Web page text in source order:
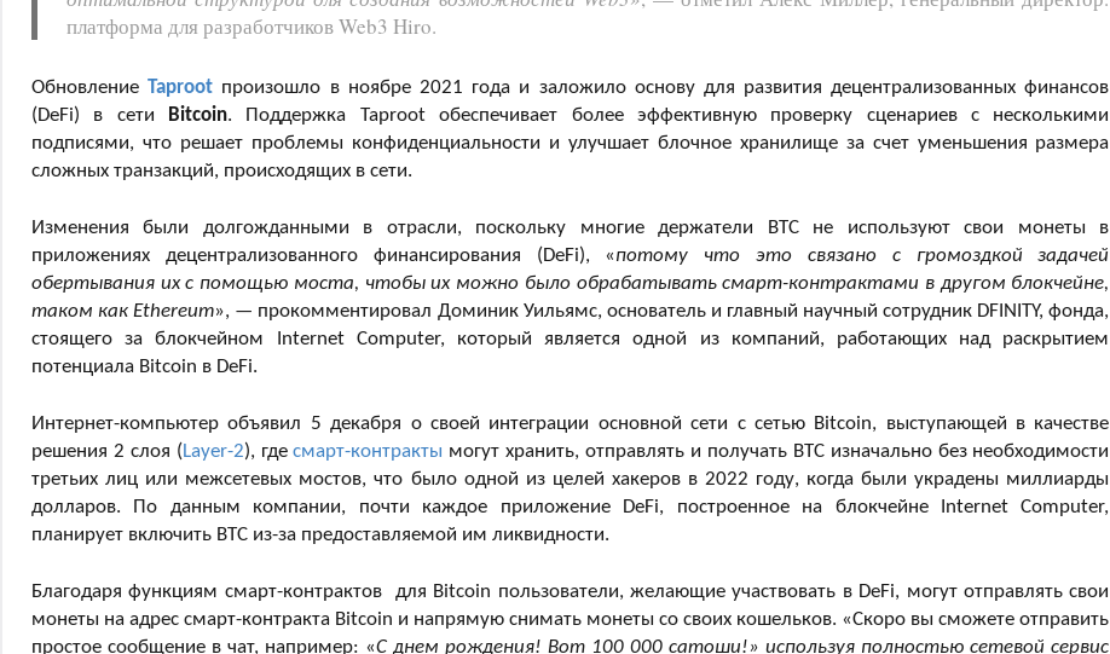
платформа для разработчиков Web3 Hiro.
ОбновлениеTaproot произошло в ноябре 2021 года и заложило основу для развития децентрализованных финансов
(DeFi) в сети
Bitcoin. Поддержка Taproot обеспечивает более эффективную проверку сценариев с несколькими
подписями, что решает проблемы конфиденциальности и улучшает блочное хранилище за счет уменьшения размера
сложных транзакций, происходящих в сети.
Изменения были долгожданными в отрасли, поскольку многие держатели BTC не используют свои монеты в
приложениях децентрализованного финансирования (DeFi), «потому что это связано с громоздкой задачей
обертывания их с помощью моста, чтобы их можно было обрабатывать смарт-контрактами в другом блокчейне,
таком как Ethereum», — прокомментировал Доминик Уильямс, основатель и главный научный сотрудник DFINITY, фонда,
стоящего за блокчейном Internet Computer, который является одной из компаний, работающих над раскрытием
потенциала Bitcoin в DeFi.
Интернет-компьютер объявил 5 декабря о своей интеграции основной сети с сетью Bitcoin, выступающей в качестве
решения 2 слоя (Layer-2), гдесмарт-контракты могут хранить, отправлять и получать BTC изначально без необходимости
третьих лиц или межсетевых мостов, что было одной из целей хакеров в 2022 году, когда были украдены миллиарды
долларов. По данным компании, почти каждое приложение DeFi, построенное на блокчейне Internet Computer,
планирует включить BTC из-за предоставляемой им ликвидности.
Благодаря функциям смарт-контрактов для Bitcoin пользователи, желающие участвовать в DeFi, могут отправлять свои
монеты на адрес смарт-контракта Bitcoin и напрямую снимать монеты со своих кошельков. «Скоро вы сможете отправить
простое сообщение в чат, например: «С днем ​​рождения! Вот 100 000 сатоши!» используя полностью сетевой сервис